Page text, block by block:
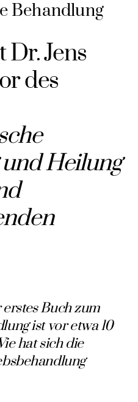
Behandlung
Jens
des
Heilung
Buch zum
ist vor etwa 10
hat sich die